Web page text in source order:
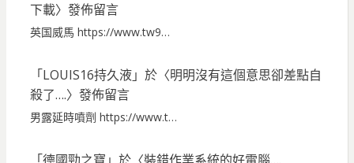
下載〉發佈留言
英国威馬 https://www.tw9…
「LOUIS16持久液」於〈明明沒有這個意思卻差點自
殺了….〉發佈留言
男露延時噴劑 https://www.t…